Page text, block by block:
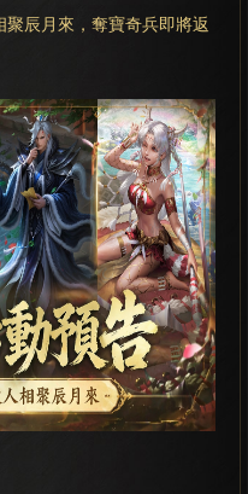
聚辰月來，奪寶奇兵即將返